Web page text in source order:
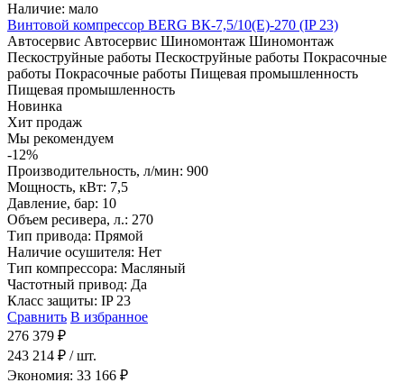
Наличие: мало
Винтовой компрессор BERG ВК-7,5/10(E)-270 (IP 23)
Автосервис Автосервис Шиномонтаж Шиномонтаж
Пескоструйные работы Пескоструйные работы Покрасочные
работы Покрасочные работы Пищевая промышленность
Пищевая промышленность
Новинка
Хит продаж
Мы рекомендуем
-12%
Производительность, л/мин: 900
Мощность, кВт: 7,5
Давление, бар: 10
Объем ресивера, л.: 270
Тип привода: Прямой
Наличие осушителя: Нет
Тип компрессора: Масляный
Частотный привод: Да
Класс защиты: IP 23
Сравнить В избранное
276 379 ₽
243 214 ₽ / шт.
Экономия: 33 166 ₽